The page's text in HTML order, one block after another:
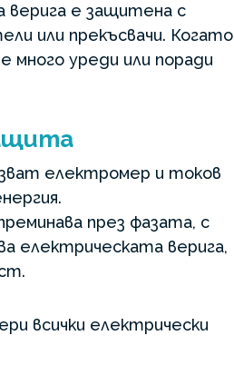
верига е защитена с
или прекъсвачи. Когато
уреди или поради
електромер и токов
през фазата, с
електрическата верига,
всички електрически